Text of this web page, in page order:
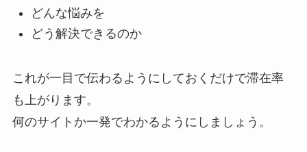
どんな悩みを
どう解決できるのか
これが一目で伝わるようにしておくだけで滞在率
も上がります。
何のサイトか一発でわかるようにしましょう。